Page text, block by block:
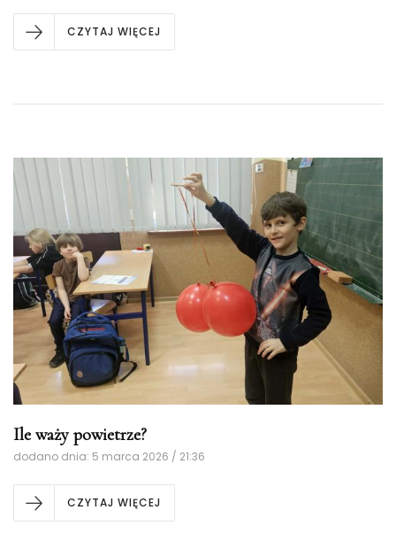
CZYTAJ WIĘCEJ
Ile waży powietrze?
dodano dnia: 5 marca 2026 / 21:36
CZYTAJ WIĘCEJ